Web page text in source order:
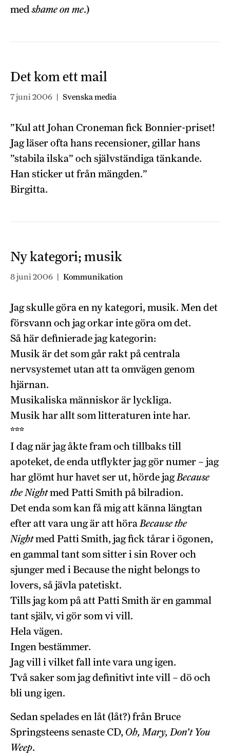
medshame on me.)
Det kom ett mail
7 juni 2006 | Svenska media
”Kul att Johan Croneman fick Bonnier-priset!
Jag läser ofta hans recensioner, gillar hans
”stabila ilska” och självständiga tänkande.
Han sticker ut från mängden.”
Birgitta.
Ny kategori; musik
8 juni 2006 | Kommunikation
Jag skulle göra en ny kategori, musik. Men det
försvann och jag orkar inte göra om det.
Så här definierade jag kategorin:
Musik är det som går rakt på centrala
nervsystemet utan att ta omvägen genom
hjärnan.
Musikaliska människor är lyckliga.
Musik har allt som litteraturen inte har.
***
I dag när jag åkte fram och tillbaks till
apoteket, de enda utflykter jag gör numer – jag
har glömt hur havet ser ut, hörde jagBecause
the Nightmed Patti Smith på bilradion.
Det enda som kan få mig att känna längtan
efter att vara ung är att höraBecause the
Nightmed Patti Smith, jag fick tårar i ögonen,
en gammal tant som sitter i sin Rover och
sjunger med i Because the night belongs to
lovers, så jävla patetiskt.
Tills jag kom på att Patti Smith är en gammal
tant själv, vi gör som vi vill.
Hela vägen.
Ingen bestämmer.
Jag vill i vilket fall inte vara ung igen.
Två saker som jag definitivt inte vill – dö och
bli ung igen.
Sedan spelades en låt (låt?) från Bruce
Springsteens senaste CD, Oh, Mary, Don’t You
Weep.